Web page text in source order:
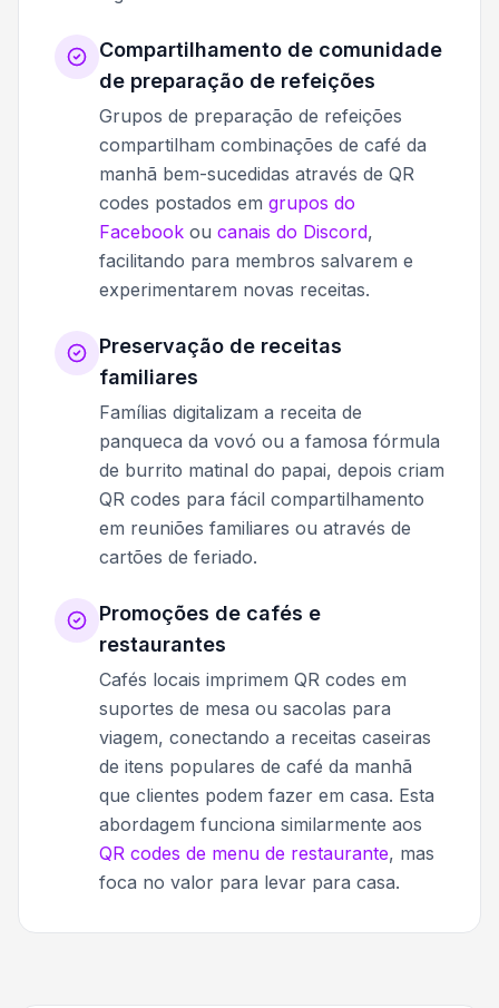
Compartilhamento de comunidade
de preparação de refeições
Grupos de preparação de refeições
compartilham combinações de café da
manhã bem-sucedidas através de QR
codes postados em grupos do
Facebook ou canais do Discord,
facilitando para membros salvarem e
experimentarem novas receitas.
Preservação de receitas
familiares
Famílias digitalizam a receita de
panqueca da vovó ou a famosa fórmula
de burrito matinal do papai, depois criam
QR codes para fácil compartilhamento
em reuniões familiares ou através de
cartões de feriado.
Promoções de cafés e
restaurantes
Cafés locais imprimem QR codes em
suportes de mesa ou sacolas para
viagem, conectando a receitas caseiras
de itens populares de café da manhã
que clientes podem fazer em casa. Esta
abordagem funciona similarmente aos
QR codes de menu de restaurante, mas
foca no valor para levar para casa.